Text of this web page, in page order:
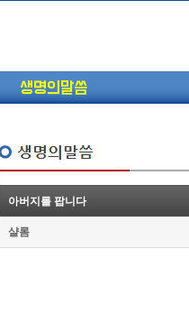
생명의말씀
26 (고린도전서12) 고전7:23-40 ...
아버지를 팝니다
샬롬